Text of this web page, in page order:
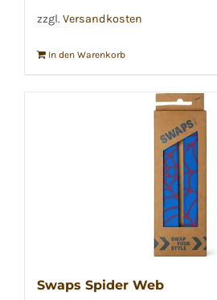
zzgl. Versandkosten
In den Warenkorb
Swaps Spider Web